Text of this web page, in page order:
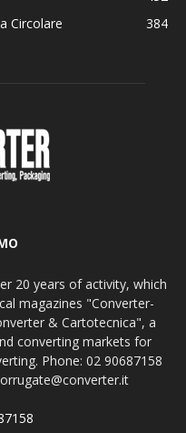
Circolare
384
20 years of activity, which
magazines "Converter-
& Cartotecnica", a
converting markets for
Phone: 02 90687158